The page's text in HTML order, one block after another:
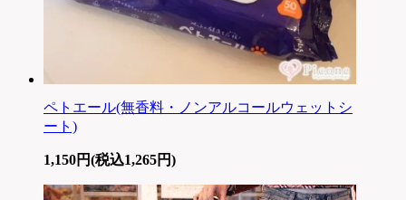
ペトエール(無香料・ノンアルコールウェットシ
ート)
1,150円(税込1,265円)